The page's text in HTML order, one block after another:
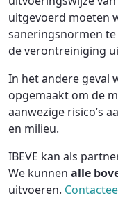
uitgevoerd moeten
saneringsnormen
de verontreiniging
In het andere geval
opgemaakt om de
aanwezige risico’s
en milieu.
IBEVE kan als
We kunnen alle
uitvoeren.